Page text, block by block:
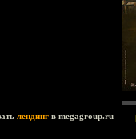
лендинг в megagroup.ru